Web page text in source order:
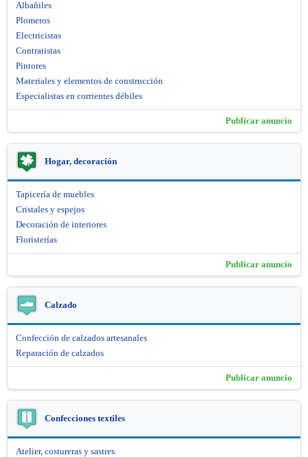
Albañiles
Plomeros
Electricistas
Contratistas
Pintores
Materiales y elementos de construcción
Especialistas en corrientes débiles
Publicar anuncio
Hogar, decoración
Tapicería de muebles
Cristales y espejos
Decoración de interiores
Floristerías
Publicar anuncio
Calzado
Confección de calzados artesanales
Reparación de calzados
Publicar anuncio
Confecciones textiles
Atelier, costureras y sastres